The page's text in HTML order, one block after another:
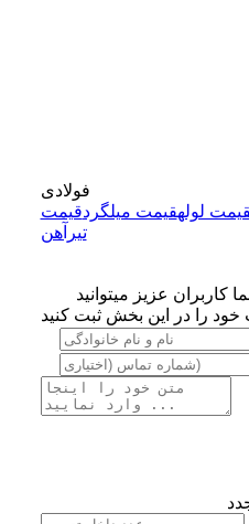
فولادی
لولهقیمت میلگردقیمت
تیرآهن
کاربران عزیز میتوانید
را در این بخش ثبت کنید